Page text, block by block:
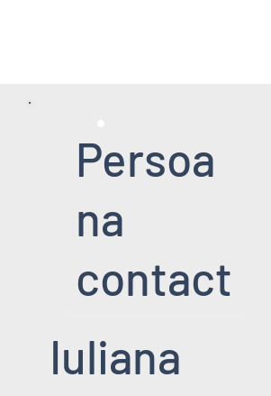
Persoa
na
contact
Iuliana